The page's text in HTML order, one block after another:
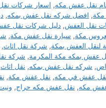
نقل عفش مكه, اسعار شركات
, افضل شركه نقل عفش بمكه,
نقل العفش, دليل شركات نقل
مكة, سيارة نقل عفش مكة,
لنقل العفش بمكة, شركة نقل اثاث,
عفش بمكه مكة المكرمة, شركة
, شركه نقل عفش بمكه, نقل اثاث
عفش في مكه, نقل عفش مكة,
مكه, نقل عفش مكه حراج,